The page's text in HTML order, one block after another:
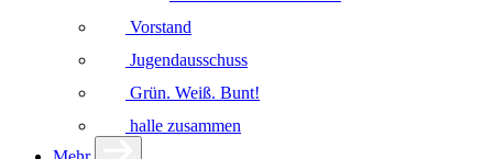
Vorstand
Jugendausschuss
Grün. Weiß. Bunt!
halle zusammen